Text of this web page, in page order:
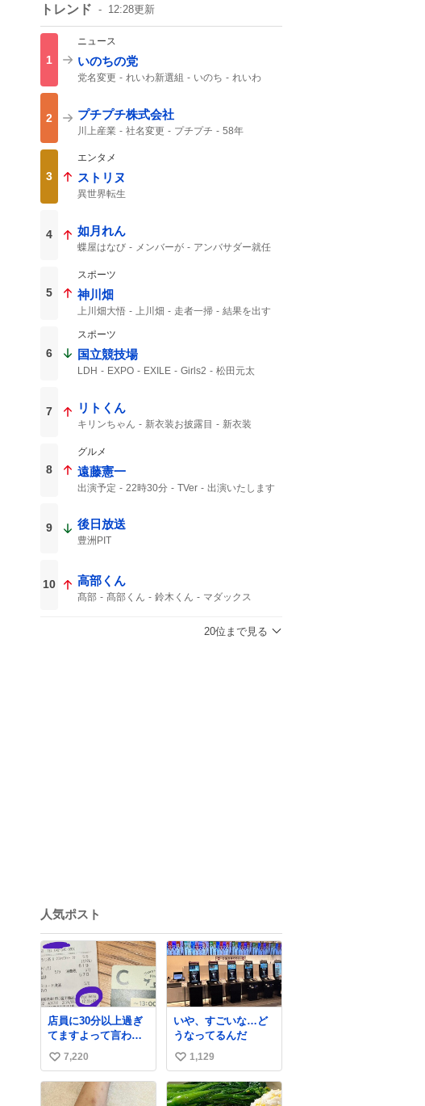
トレンド 12:28更新
1
ニュース
いのちの党
党名変更 れいわ新選組 いのち れいわ
2 プチプチ株式会社
川上産業 社名変更 プチプチ 58年
3
エンタメ
ストリヌ
異世界転生
4 如月れん
蝶屋はなび メンバーが
アンバサダー就任
5
スポーツ
神川畑
上川畑大悟 上川畑 走者一掃
結果を出す
6
スポーツ
国立競技場
LDH EXPO EXILE Girls2 松田元太
7 リトくん
キリンちゃん 新衣装お披露目 新衣装
8
グルメ
遠藤憲一
出演予定 22時30分 TVer
出演いたします
9 後日放送
豊洲PIT
10 高部くん
髙部 髙部くん 鈴木くん
マダックス
静岡県勢20位まで見る
人気ポスト
店員に30分以上過ぎ
てますよって言われ
たんだけど、なんか
ヲレ13秒しか滞在許
されてなかったっぽ
い え？なんで？
い
い
7,220
いや、すごいな…ど
うなってるんだ
い
い
ね
1,129